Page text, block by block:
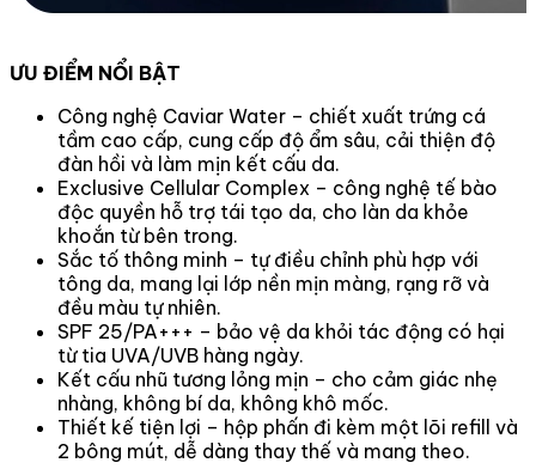
ƯU ĐIỂM NỔI BẬT
Công nghệ Caviar Water – chiết xuất trứng cá
tầm cao cấp, cung cấp độ ẩm sâu, cải thiện độ
đàn hồi và làm mịn kết cấu da.
Exclusive Cellular Complex – công nghệ tế bào
độc quyền hỗ trợ tái tạo da, cho làn da khỏe
khoắn từ bên trong.
Sắc tố thông minh – tự điều chỉnh phù hợp với
tông da, mang lại lớp nền mịn màng, rạng rỡ và
đều màu tự nhiên.
SPF 25/PA+++ – bảo vệ da khỏi tác động có hại
từ tia UVA/UVB hàng ngày.
Kết cấu nhũ tương lỏng mịn – cho cảm giác nhẹ
nhàng, không bí da, không khô mốc.
Thiết kế tiện lợi – hộp phấn đi kèm một lõi refill và
2 bông mút, dễ dàng thay thế và mang theo.